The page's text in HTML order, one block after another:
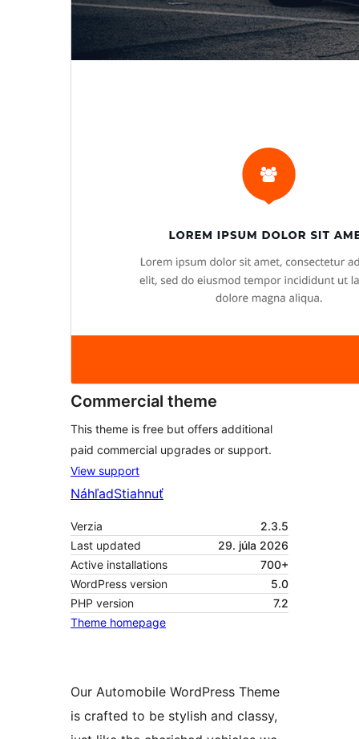
Commercial theme
This theme is free but offers additional
paid commercial upgrades or support.
View support
NáhľadStiahnuť
Verzia
2.3.5
Last updated
29. júla 2026
Active installations
700+
WordPress version
5.0
PHP version
7.2
Theme homepage
Our Automobile WordPress Theme
is crafted to be stylish and classy,